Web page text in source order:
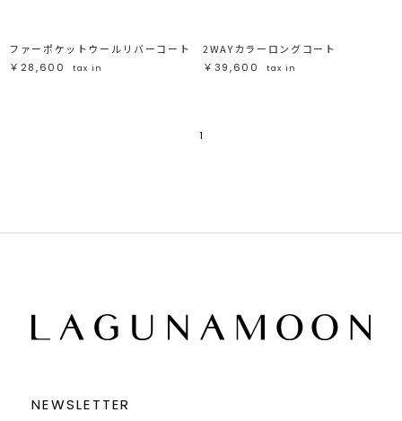
ファーポケットウールリバーコート
￥28,600
tax in
2WAYカラーロングコート
￥39,600
tax in
1
NEWSLETTER